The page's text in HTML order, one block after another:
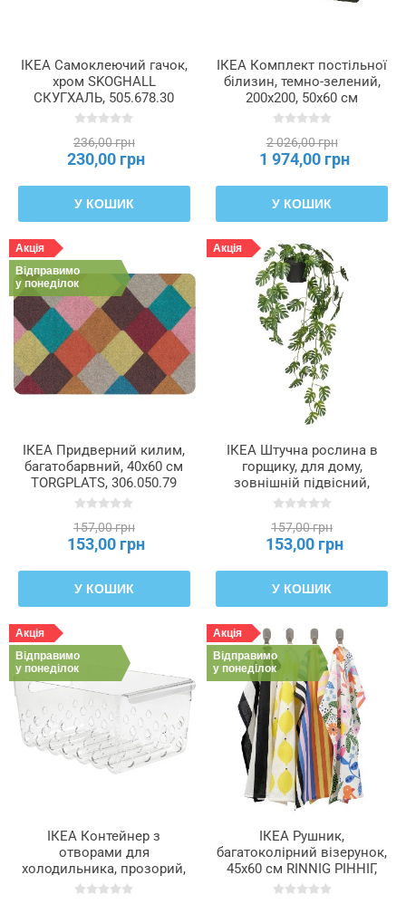
ІКЕА Самоклеючий гачок,
хром SKOGHALL
СКУГХАЛЬ, 505.678.30
236,00 грн
230,00 грн
У КОШИК
ІКЕА Комплект постільної
білизин, темно-зелений,
200x200, 50x60 см
LUKTVICKER, 806.249.90
2 026,00 грн
1 974,00 грн
У КОШИК
Акція
Відправимо
у понеділок
ІКЕА Придверний килим,
багатобарвний, 40x60 см
TORGPLATS, 306.050.79
157,00 грн
153,00 грн
У КОШИК
Акція
ІКЕА Штучна рослина в
горщику, для дому,
зовнішній підвісний,
Монстера, 9 см FEJKA
157,00 грн
153,00 грн
У КОШИК
Акція
Відправимо
у понеділок
ІКЕА Контейнер з
отворами для
холодильника, прозорий,
30x19x14 см KLIPPKAKTUS,
Акція
Відправимо
у понеділок
ІКЕА Рушник,
багатоколірний візерунок,
45x60 см RINNIG РІННІГ,
106.099.07